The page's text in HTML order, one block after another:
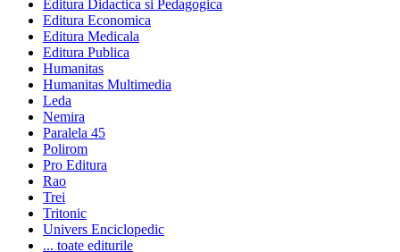
Editura Didactica si Pedagogica
Editura Economica
Editura Medicala
Editura Publica
Humanitas
Humanitas Multimedia
Leda
Nemira
Paralela 45
Polirom
Pro Editura
Rao
Trei
Tritonic
Univers Enciclopedic
... toate editurile